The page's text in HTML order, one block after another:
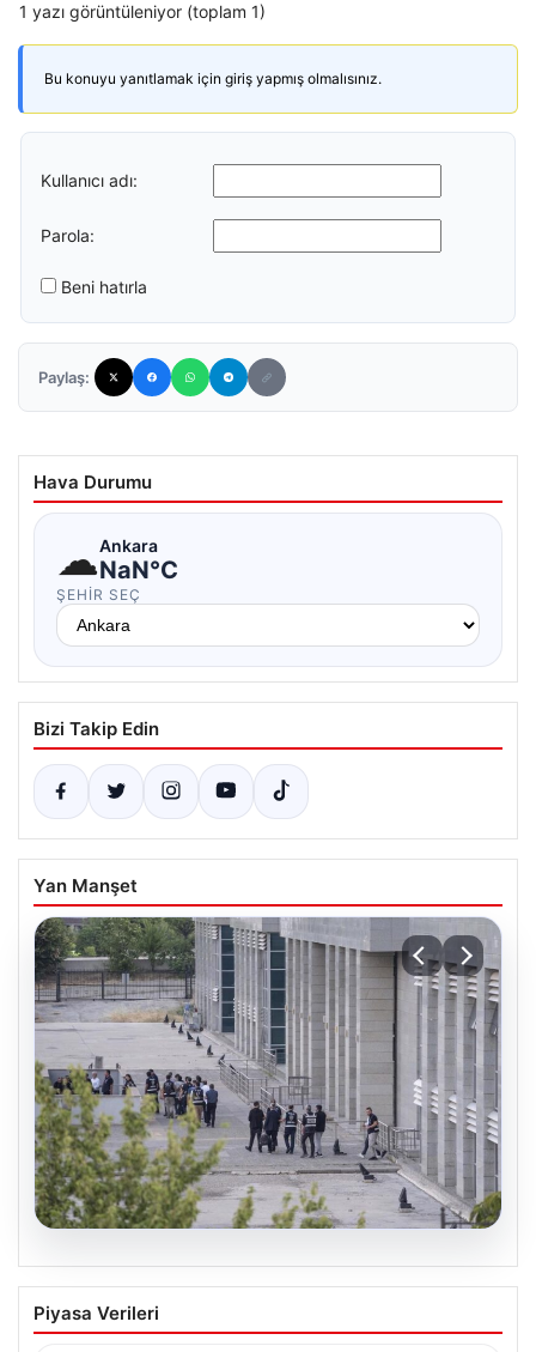
1 yazı görüntüleniyor (toplam 1)
Bu konuyu yanıtlamak için giriş yapmış olmalısınız.
Kullanıcı adı:
Parola:
Beni hatırla
Paylaş:
Hava Durumu
☁Ankara
NaN°C
ŞEHIR SEÇ
Bizi Takip Edin
Yan Manşet
Etimesgut Belediyesi’nde Gelişen
Soruşturma ve Uyuşturucu Test
Piyasa Verileri